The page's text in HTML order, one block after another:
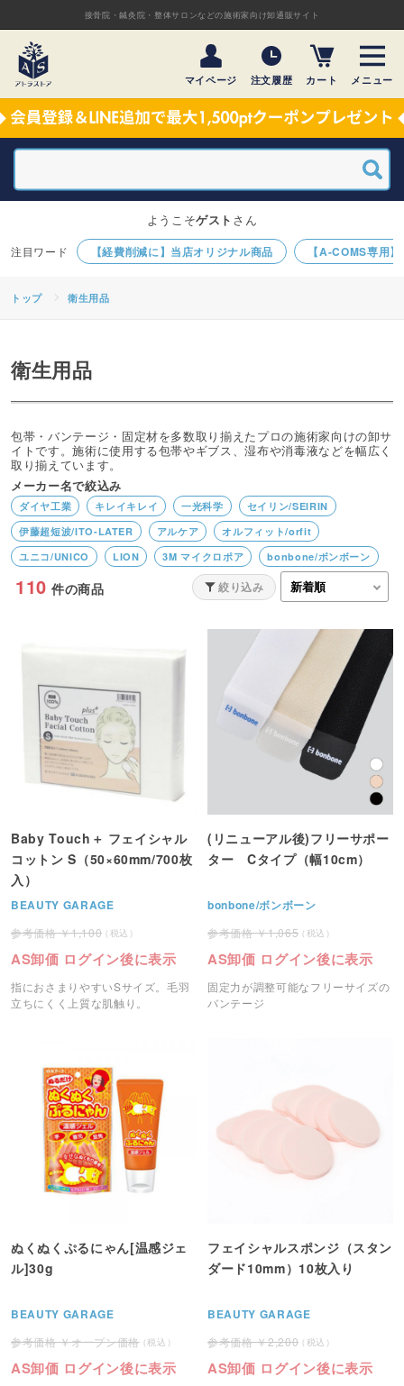
接骨院・鍼灸院・整体サロンなどの施術家向け卸通販サイト
マイページ 注文履歴 カート メニュー
【経費削減に】当店オリジナル商品 【A-COMS専用
ようこそゲスト さん
トップ 衛生用品
衛生用品
包帯・バンテージ・固定材を多数取り揃えたプロの施術家向けの卸サ
イトです。施術に使用する包帯やギブス、湿布や消毒液などを幅広く
取り揃えています。
メーカー名で絞込み
ダイヤ工業 キレイキレイ 一光科学
セイリン/SEIRIN
伊藤超短波/ITO-LATER
アルケア
オルフィット/orfit
ユニコ/UNICO
LION 3M マイクロポア
bonbone/ボンボーン
BEAUTY GARAGE
Finoa／フィノア
3M／スリーエム
兼一薬品
アトラストア
110 件の商品 絞り込み
Baby Touch＋ フェイシャル
コットン S（50×60mm/700枚
入）
BEAUTY GARAGE
1,100
AS卸価 ログイン後に表示
指におさまりやすいSサイズ。毛羽
立ちにくく上質な肌触り。
(リニューアル後)フリーサポー
ター Cタイプ（幅10cm）
bonbone/ボンボーン
1,065
AS卸価 ログイン後に表示
固定力が調整可能なフリーサイズの
バンテージ
ぬくぬくぷるにゃん[温感ジェ
ル]30g
BEAUTY GARAGE
オープン価格
AS卸価 ログイン後に表示
フェイシャルスポンジ（スタン
ダード10mm）10枚入り
BEAUTY GARAGE
2,200
AS卸価 ログイン後に表示